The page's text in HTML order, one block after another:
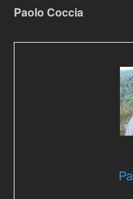
Paolo Coccia